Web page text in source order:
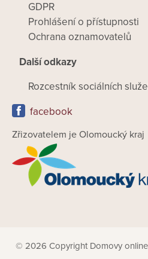
GDPR
Prohlášení o přístupnosti
Ochrana oznamovatelů
Další odkazy
Rozcestník sociálních
facebook
Zřizovatelem je Olomoucký kraj
© 2026 Copyright Domovy